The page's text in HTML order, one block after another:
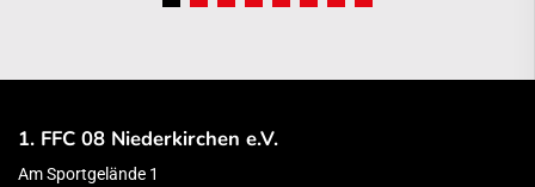
1. FFC 08 Niederkirchen e.V.
Am Sportgelände 1